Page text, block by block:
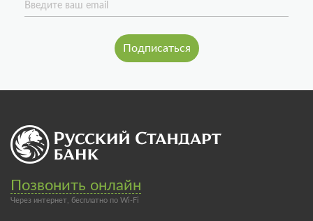
Введите ваш email
Позвонить онлайн
Через интернет, бесплатно по Wi-Fi